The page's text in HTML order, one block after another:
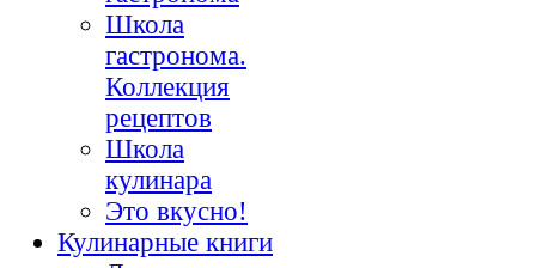
Школа
гастронома.
Коллекция
рецептов
Школа
кулинара
Это вкусно!
Кулинарные книги